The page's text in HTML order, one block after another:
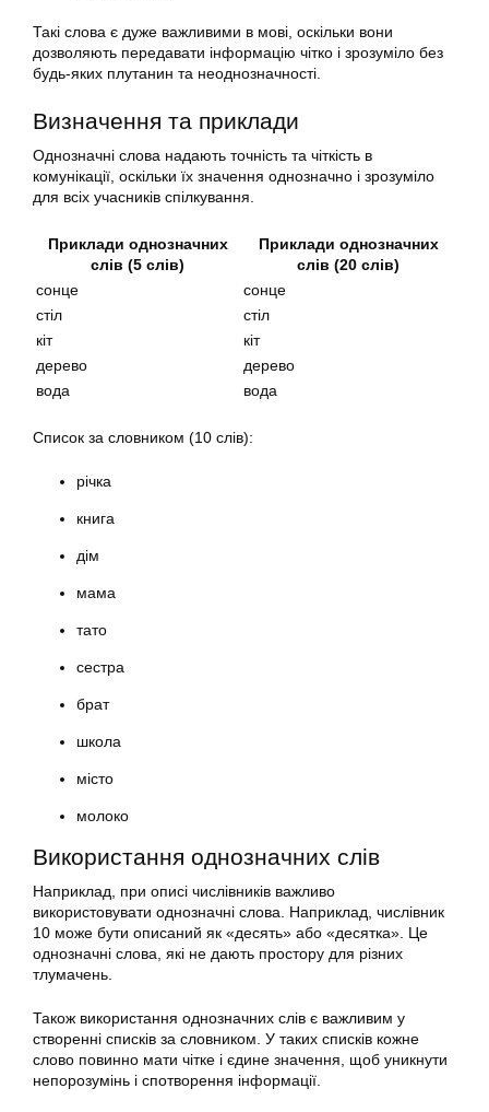
Такі слова є дуже важливими в мові, оскільки вони
дозволяють передавати інформацію чітко і зрозуміло без
будь-яких плутанин та неоднозначності.
Визначення та приклади
Однозначні слова надають точність та чіткість в
комунікації, оскільки їх значення однозначно і зрозуміло
для всіх учасників спілкування.
Приклади однозначних
слів (5 слів)
Приклади однозначних
слів (20 слів)
сонце
сонце
стіл
стіл
кіт
кіт
дерево
дерево
вода
вода
Список за словником (10 слів):
річка
книга
дім
мама
тато
сестра
брат
школа
місто
молоко
Використання однозначних слів
Наприклад, при описі числівників важливо
використовувати однозначні слова. Наприклад, числівник
10 може бути описаний як «десять» або «десятка». Це
однозначні слова, які не дають простору для різних
тлумачень.
Також використання однозначних слів є важливим у
створенні списків за словником. У таких списків кожне
слово повинно мати чітке і єдине значення, щоб уникнути
непорозумінь і спотворення інформації.